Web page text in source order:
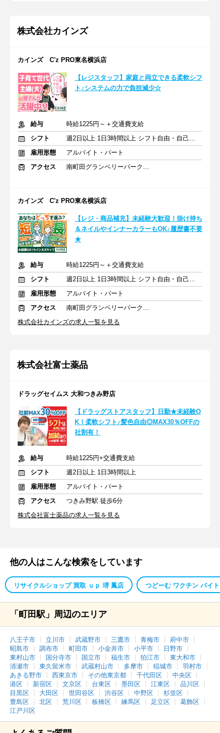
株式会社カインズ
カインズ C'z PRO東名横浜店
【レジスタッフ】家庭と両立できる柔軟シフ
ト♪システムの力で負担減少☆
給与
時給1225円～＋交通費支給
シフト
週2日以上 1日3時間以上 シフト自由・自己申告
雇用形態
アルバイト・パート
アクセス
南町田グランベリーパーク駅 車6分
カインズ C'z PRO東名横浜店
【レジ・商品補充】未経験大歓迎！掛け持ち
＆ネイルやインナーカラーもOK♪履歴書不要
★
給与
時給1225円～＋交通費支給
シフト
週2日以上 1日3時間以上 シフト自由・自己申告
雇用形態
アルバイト・パート
アクセス
南町田グランベリーパーク駅 車6分
株式会社カインズの求人一覧を見る
株式会社富士薬品
ドラッグセイムス 大和つきみ野店
【ドラッグストアスタッフ】日勤★未経験O
K！柔軟シフト♪髪色自由◎MAX30％OFFの
社割有！
給与
時給1225円+交通費支給
シフト
週2日以上 1日3時間以上
雇用形態
アルバイト・パート
アクセス
つきみ野駅 徒歩6分
株式会社富士薬品の求人一覧を見る
他の人はこんな検索をしています
リサイクルショップ 買取 ｕｐ 堺 鳳店 つどーむ ワクチン バイト
「町田駅」周辺のエリア
八王子市 立川市 武蔵野市 三鷹市 青梅市
府中市
昭島市
調布市 町田市 小金井市 小平市
日野市
東村山市
国分寺市 国立市 福生市 狛江市
東大和市
清瀬市
東久留米市 武蔵村山市 多摩市 稲城市
羽村市
あきる野市
西東京市 その他東京都 千代田区
中央区
港区
新宿区 文京区 台東区 墨田区 江東区
品川区
目黒区
大田区 世田谷区 渋谷区 中野区
杉並区
豊島区
北区 荒川区 板橋区 練馬区 足立区
葛飾区
江戸川区